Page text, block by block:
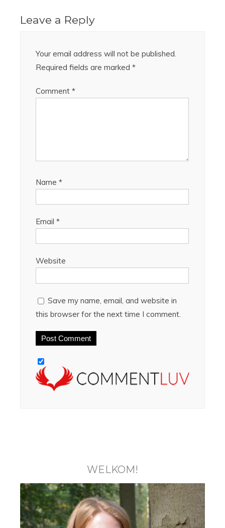
Leave a Reply
Your email address will not be published.
Required fields are marked *
Comment *
Name *
Email *
Website
Save my name, email, and website in
this browser for the next time I comment.
WELKOM!